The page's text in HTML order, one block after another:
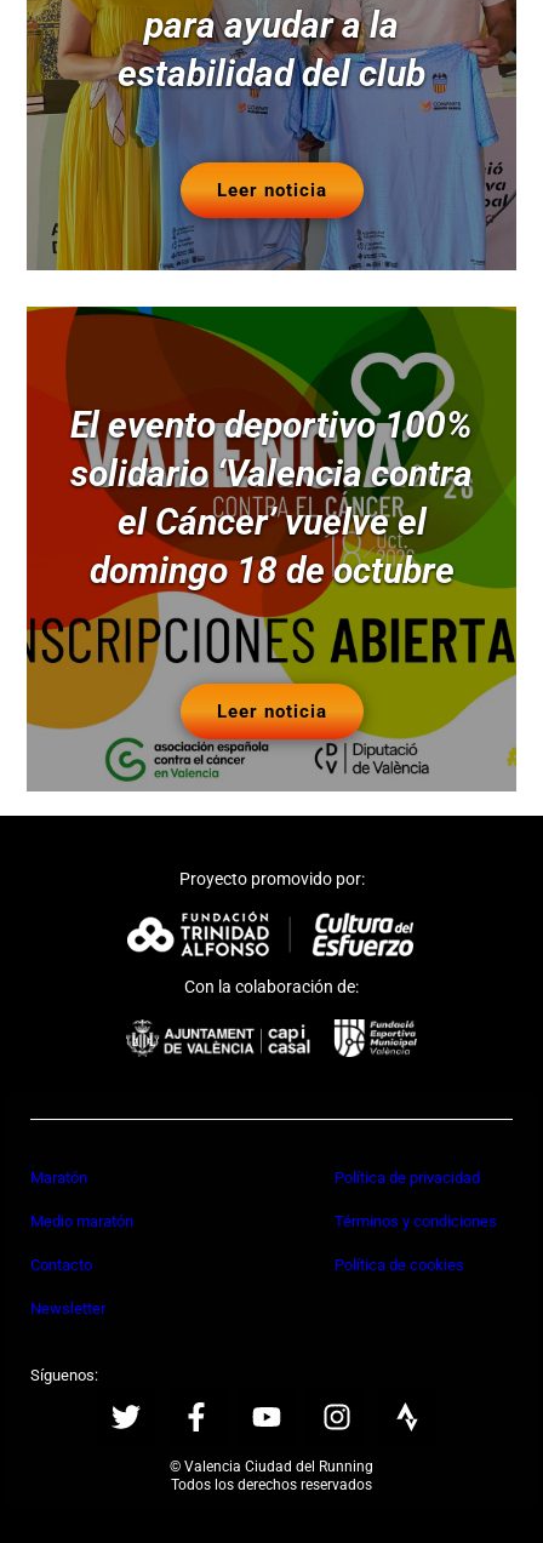
para ayudar a la
estabilidad del club
Leer noticia
El evento deportivo 100%
solidario ‘Valencia contra
el Cáncer’ vuelve el
domingo 18 de octubre
Leer noticia
Proyecto promovido por:
Con la colaboración de:
Maratón
Medio maratón
Contacto
Newsletter
Política de privacidad
Términos y condiciones
Política de cookies
Síguenos:
© Valencia Ciudad del Running
Todos los derechos reservados